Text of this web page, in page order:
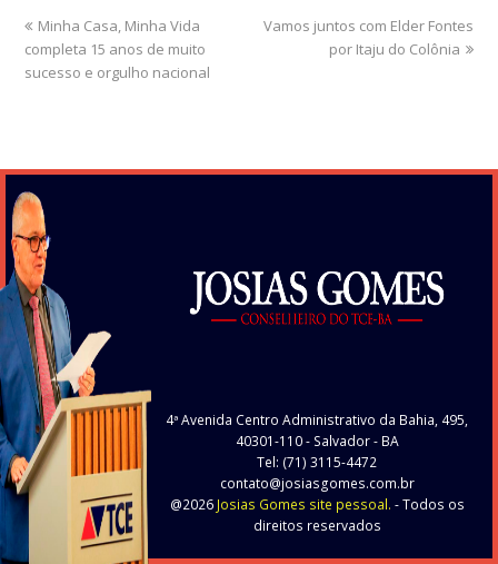
previous
post:
Minha Casa, Minha Vida
completa 15 anos de muito
sucesso e orgulho nacional
next
Vamos juntos com Elder Fontes
por Itaju do Colônia
4ª Avenida Centro Administrativo da Bahia, 495,
40301-110- Salvador - BA
Tel: (71) 3115-4472
contato@josiasgomes.com.br
@2026 Josias Gomes site pessoal. - Todos os
direitos reservados